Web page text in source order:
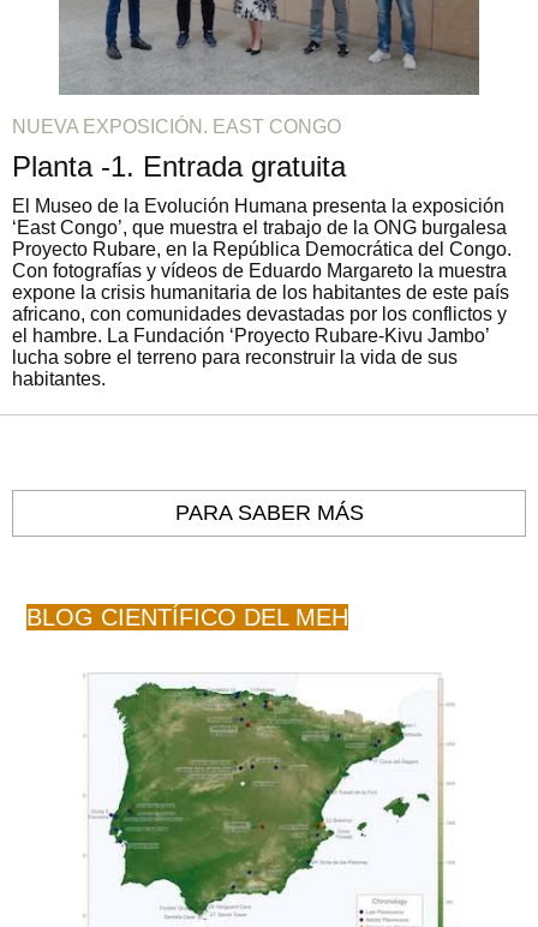
NUEVA EXPOSICIÓN. EAST CONGO
Planta -1. Entrada gratuita
El Museo de la Evolución Humana presenta la exposición
‘East Congo’, que muestra el trabajo de la ONG burgalesa
Proyecto Rubare, en la República Democrática del Congo.
Con fotografías y vídeos de Eduardo Margareto la muestra
expone la crisis humanitaria de los habitantes de este país
africano, con comunidades devastadas por los conflictos y
el hambre. La Fundación ‘Proyecto Rubare-Kivu Jambo’
lucha sobre el terreno para reconstruir la vida de sus
habitantes.
PARA SABER MÁS
BLOG CIENTÍFICO DEL MEH